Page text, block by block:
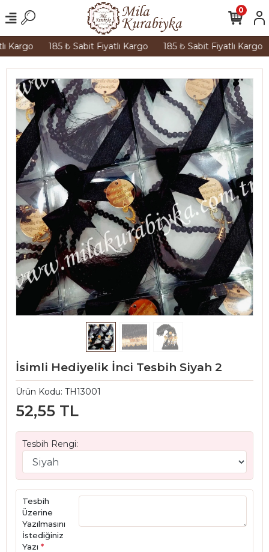
Kargo 185 ₺ Sabit Fiyatlı Kargo 185 ₺ Sabit Fiyatlı Kargo
0
İsimli Hediyelik İnci Tesbih Siyah 2
Ürün Kodu: TH13001
52,55 TL
Tesbih Rengi:
Tesbih
Üzerine
Yazılmasını
İstediğiniz
Yazı *